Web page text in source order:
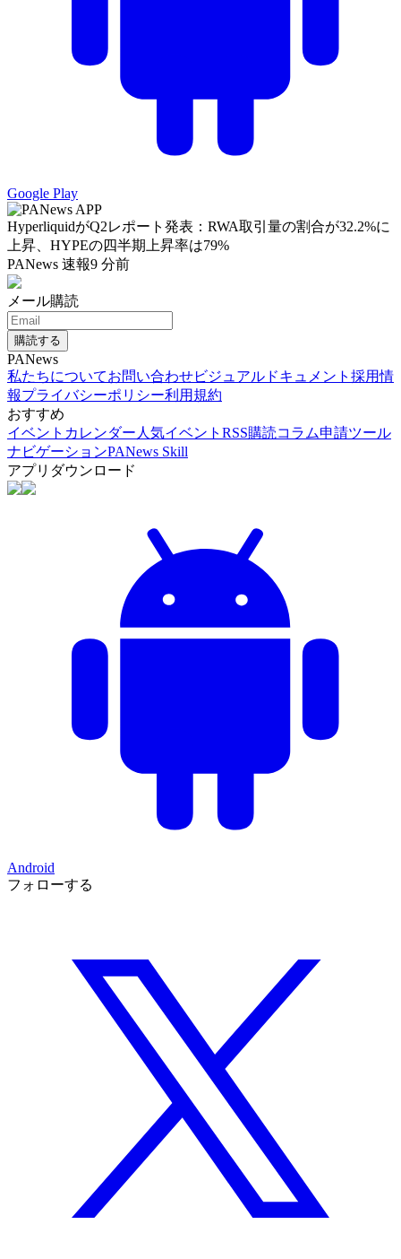
Google Play
HyperliquidがQ2レポート発表：RWA取引量の割合が32.2%に
上昇、HYPEの四半期上昇率は79%
PANews 速報9 分前
メール購読
購読する
PANews
私たちについてお問い合わせビジュアルドキュメント 採用情
報プライバシーポリシー利用規約
おすすめ
イベントカレンダー 人気イベント RSS購読コラム申請ツール
ナビゲーションPANews Skill
アプリダウンロード
Android
フォローする